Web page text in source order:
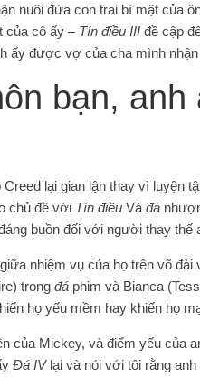
nuôi đứa con trai bí mật của
của cô ấy – Tín điều III đề cập
ấy được vợ của cha mình
bạn,
lại gian lận thay vì luyện
chủ đề với Tín điều Và đá
buồn đối với người thay thế
nhiệm vụ của họ trên võ
trong đá phim và Bianca
họ yếu mềm hay khiến họ
của Mickey, và điểm yếu của
Đá IVlại và nói với tôi rằng